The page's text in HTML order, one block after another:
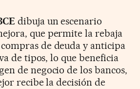
dibuja un escenario
que permite la rebaja
de deuda y anticipa
de tipos, lo que beneficia
de negocio de los bancos,
recibe la decisión de